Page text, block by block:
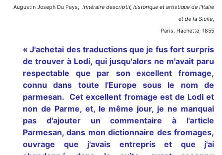
Augustin Joseph Du Pays, Itinéraire descriptif, historique et artistique de l'Italie
et de la Sicile,
Paris, Hachette, 1855
« J'achetai des traductions que je fus fort surpris
de trouver à Lodi, qui jusqu'alors ne m'avait paru
respectable que par son excellent fromage,
connu dans toute l'Europe sous le nom de
parmesan. Cet excellent fromage est de Lodi et
non de Parme, et, le même jour, je ne manquai
pas d'ajouter un commentaire à l'article
Parmesan, dans mon dictionnaire des fromages,
ouvrage que j'avais entrepris et que j'ai